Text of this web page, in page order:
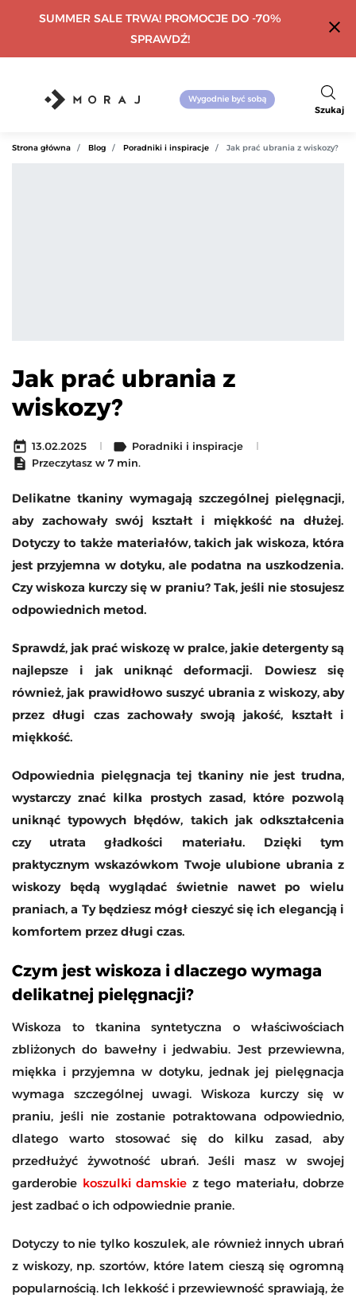
SUMMER SALE TRWA! PROMOCJE DO -70%
SPRAWDŹ!
close
Szukaj
Strona główna Blog Poradniki i inspiracje Jak prać ubrania z wiskozy?
Jak prać ubrania z
wiskozy?
today 13.02.2025 label Poradniki i inspiracje
description Przeczytasz w 7 min.
Delikatne tkaniny wymagają szczególnej pielęgnacji,
aby zachowały swój kształt i miękkość na dłużej.
Dotyczy to także materiałów, takich jak wiskoza, która
jest przyjemna w dotyku, ale podatna na uszkodzenia.
Czy wiskoza kurczy się w praniu? Tak, jeśli nie stosujesz
odpowiednich metod.
Sprawdź, jak prać wiskozę w pralce, jakie detergenty są
najlepsze i jak uniknąć deformacji. Dowiesz się
również, jak prawidłowo suszyć ubrania z wiskozy, aby
przez długi czas zachowały swoją jakość, kształt i
miękkość.
Odpowiednia pielęgnacja tej tkaniny nie jest trudna,
wystarczy znać kilka prostych zasad, które pozwolą
uniknąć typowych błędów, takich jak odkształcenia
czy utrata gładkości materiału. Dzięki tym
praktycznym wskazówkom Twoje ulubione ubrania z
wiskozy będą wyglądać świetnie nawet po wielu
praniach, a Ty będziesz mógł cieszyć się ich elegancją i
komfortem przez długi czas.
Czym jest wiskoza i dlaczego wymaga
delikatnej pielęgnacji?
Wiskoza to tkanina syntetyczna o właściwościach
zbliżonych do bawełny i jedwabiu. Jest przewiewna,
miękka i przyjemna w dotyku, jednak jej pielęgnacja
wymaga szczególnej uwagi. Wiskoza kurczy się w
praniu, jeśli nie zostanie potraktowana odpowiednio,
dlatego warto stosować się do kilku zasad, aby
przedłużyć żywotność ubrań. Jeśli masz w swojej
garderobie koszulki damskie z tego materiału, dobrze
jest zadbać o ich odpowiednie pranie.
Dotyczy to nie tylko koszulek, ale również innych ubrań
z wiskozy, np. szortów, które latem cieszą się ogromną
popularnością. Ich lekkość i przewiewność sprawiają, że